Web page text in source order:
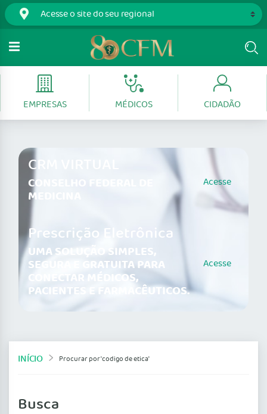
EMPRESAS MÉDICOS CIDADÃO
CRM VIRTUAL
CONSELHO FEDERAL DE
MEDICINA
Acesse
Prescrição Eletrônica
UMA SOLUÇÃO SIMPLES,
SEGURA E GRATUITA PARA
CONECTAR MÉDICOS,
PACIENTES E FARMACÊUTICOS.
Acesse
INÍCIO Procurar por 'codigo de etica'
Busca